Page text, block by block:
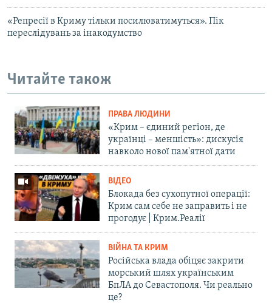
«Репресії в Криму тільки посилюватимуться». Пік
переслідувань за інакодумство
Читайте також
ПРАВА ЛЮДИНИ
«Крим – єдиний регіон, де
українці – меншість»: дискусія
навколо нової пам'ятної дати
ВІДЕО
Блокада без сухопутної операції:
Крим сам себе не заправить і не
прогодує | Крим.Реалії
ВІЙНА ТА КРИМ
Російська влада обіцяє закрити
морський шлях українським
БпЛА до Севастополя. Чи реально
це?